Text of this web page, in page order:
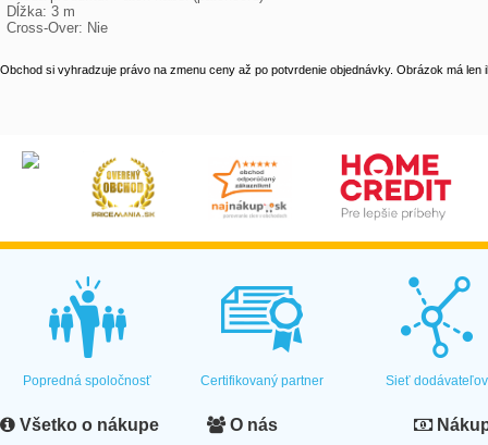
Cross-Over: Nie
Obchod si vyhradzuje právo na zmenu ceny až po potvrdenie objednávky. Obrázok má len
Popredná spoločnosť Certifikovaný partner Sieť dodávateľov
Všetko o nákupe O nás